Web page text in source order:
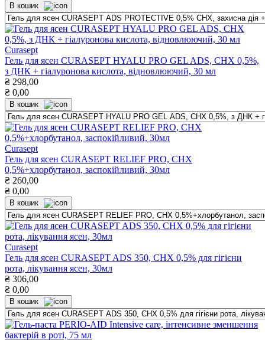
В кошик
Curasept
Гель для ясен CURASEPT HYALU PRO GEL ADS, СНХ 0,5%,
з ДНК + гіалуронова кислота, відновлюючий, 30 мл
₴ 298,00
₴ 0,00
В кошик
Curasept
Гель для ясен CURASEPT RELIEF PRO, СНХ
0,5%+хлорбутанол, заспокійливий, 30мл
₴ 260,00
₴ 0,00
В кошик
Curasept
Гель для ясен CURASEPT ADS 350, СНХ 0,5% для гігієни
рота, лікування ясен, 30мл
₴ 306,00
₴ 0,00
В кошик